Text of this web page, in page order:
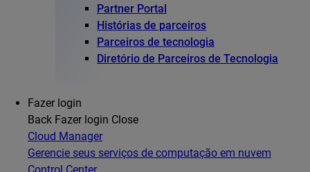
Partner Portal
Histórias de parceiros
Parceiros de tecnologia
Diretório de Parceiros de Tecnologia
Fazer login
Back Fazer login Close
Cloud Manager
Gerencie seus serviços de computação em nuvem